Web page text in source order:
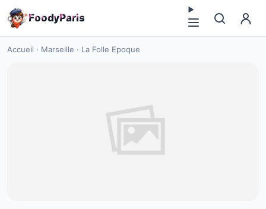
FoodyParis
Accueil · Marseille · La Folle Epoque